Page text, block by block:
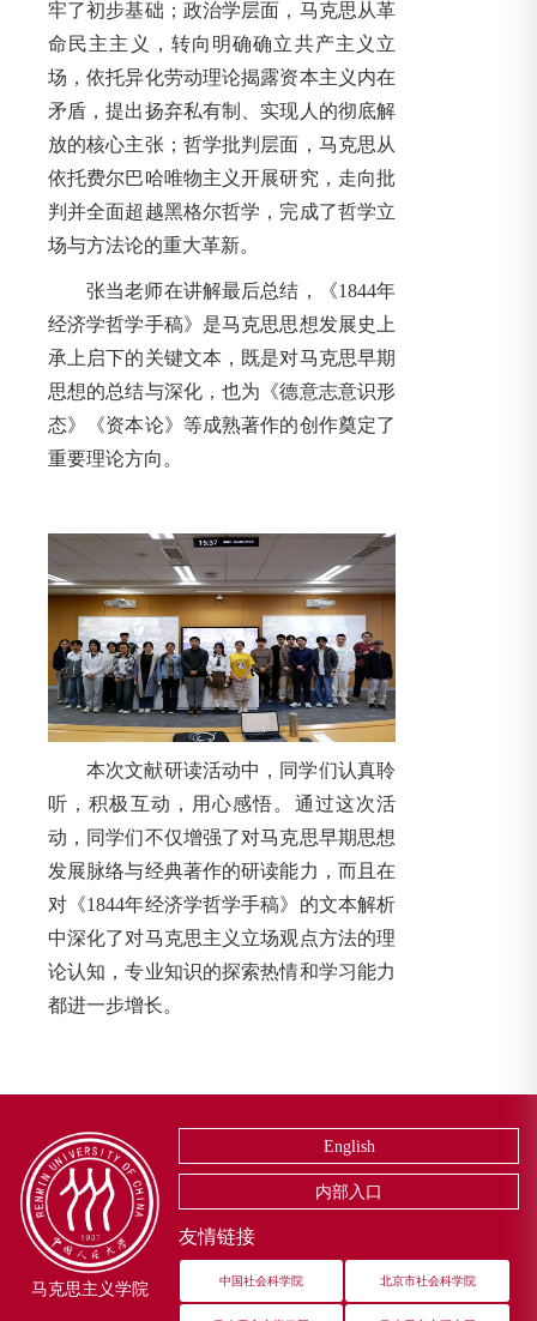
牢了初步基础；政治学层面，马克思从革
命民主主义，转向明确确立共产主义立
场，依托异化劳动理论揭露资本主义内在
矛盾，提出扬弃私有制、实现人的彻底解
放的核心主张；哲学批判层面，马克思从
依托费尔巴哈唯物主义开展研究，走向批
判并全面超越黑格尔哲学，完成了哲学立
场与方法论的重大革新。
张当老师在讲解最后总结，《1844年
经济学哲学手稿》是马克思思想发展史上
承上启下的关键文本，既是对马克思早期
思想的总结与深化，也为《德意志意识形
态》《资本论》等成熟著作的创作奠定了
重要理论方向。
本次文献研读活动中，同学们认真聆
听，积极互动，用心感悟。通过这次活
动，同学们不仅增强了对马克思早期思想
发展脉络与经典著作的研读能力，而且在
对《1844年经济学哲学手稿》的文本解析
中深化了对马克思主义立场观点方法的理
论认知，专业知识的探索热情和学习能力
都进一步增长。
马克思主义学院
English
内部入口
友情链接
中国社会科学院 北京市社会科学院